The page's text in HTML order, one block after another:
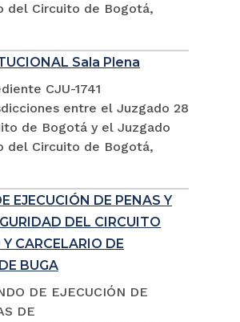
del Circuito de Bogotá,
Sala Plena
CJU-1741
entre el Juzgado 28
de Bogotá y el Juzgado
del Circuito de Bogotá,
EJECUCIÓN DE PENAS Y
DEL CIRCUITO
CARCELARIO DE
BUGA
DE EJECUCIÓN DE
DE